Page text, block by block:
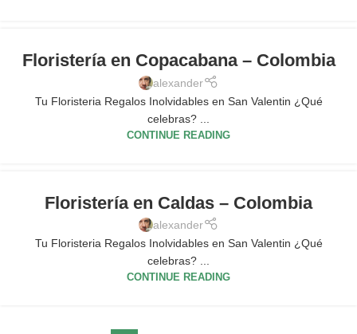
Floristería en Copacabana – Colombia
alexander
Tu Floristeria Regalos Inolvidables en San Valentin ¿Qué
celebras? ...
CONTINUE READING
Floristería en Caldas – Colombia
alexander
Tu Floristeria Regalos Inolvidables en San Valentin ¿Qué
celebras? ...
CONTINUE READING